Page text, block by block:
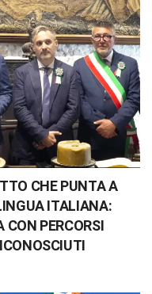
CHE PUNTA A
ITALIANA:
PERCORSI